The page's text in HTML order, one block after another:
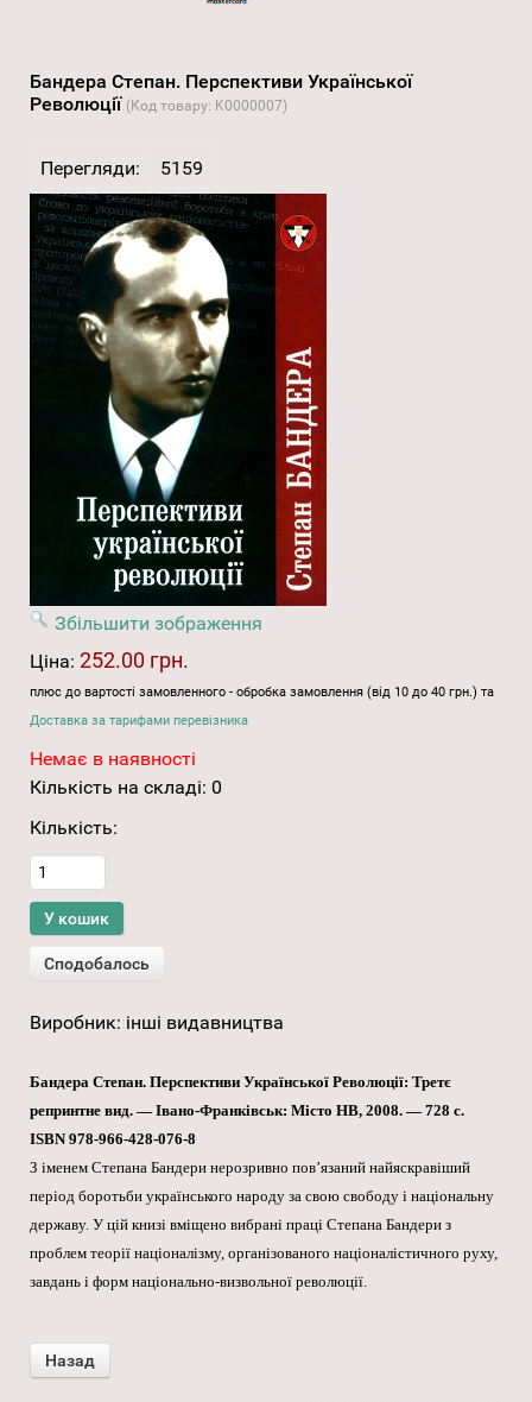
Бандера Степан. Перспективи Української
Революції (Код товару: K0000007)
Перегляди: 5159
Збільшити зображення
Ціна: 252.00 грн.
плюс до вартості замовленного - обробка замовлення (від 10 до 40 грн.) та
Доставка за тарифами перевізника
Немає в наявності
Кількість на складі: 0
Кількість:
Виробник: інші видавництва
Бандера Степан. Перспективи Української Революції: Третє
репринтне вид. — Івано-Франківськ: Місто НВ, 2008. — 728 с.
ISBN 978-966-428-076-8
З іменем Степана Бандери нерозривно пов’язаний найяскравіший
період боротьби українського народу за свою свободу і національну
державу. У цій книзі вміщено вибрані праці Степана Бандери з
проблем теорії націоналізму, організованого націоналістичного руху,
завдань і форм національно-визвольної революції.